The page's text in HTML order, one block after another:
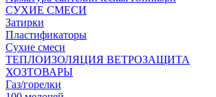
СУХИЕ СМЕСИ
Затирки
Пластификаторы
Сухие смеси
ТЕПЛОИЗОЛЯЦИЯ ВЕТРОЗАЩИТА
ХОЗТОВАРЫ
Газ/горелки